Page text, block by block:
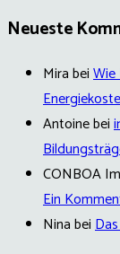
Neueste
Mirabei
Antoinebei
CONBOA
Ein
Ninabei